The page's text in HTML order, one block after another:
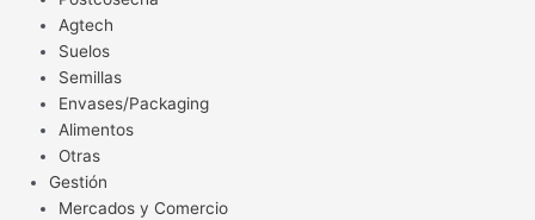
Agtech
Suelos
Semillas
Envases/Packaging
Alimentos
Otras
Gestión
Mercados y Comercio